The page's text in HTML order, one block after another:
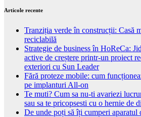
Articole recente
Tranziția verde în construcții: Casă
reciclabilă
Strategie de business în HoReCa:
active de creștere printr-un proiect
exteriori cu Sun Leader
Fără proteze mobile: cum
pe implanturi All-on
Te muti? Cum sa nu-ti avariezi
sau sa te pricopsesti cu o hernie de
De unde poți să îți cumperi aparatul